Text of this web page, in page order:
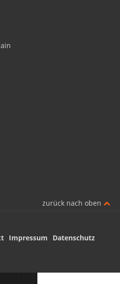
zurück nach oben
Impressum
Datenschutz